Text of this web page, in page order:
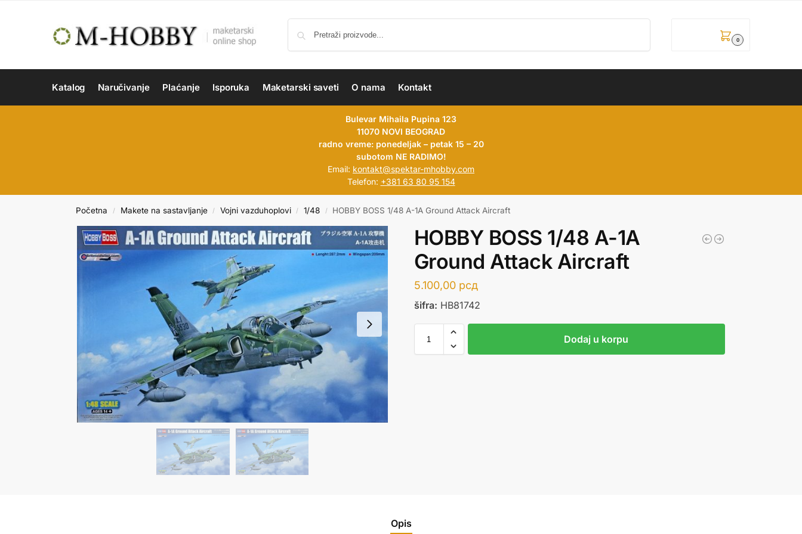
0
Katalog Naručivanje Plaćanje Isporuka Maketarski saveti O nama Kontakt
Bulevar Mihaila Pupina 123
11070 NOVI BEOGRAD
radno vreme: ponedeljak – petak 15 – 20
subotom NE RADIMO!
Email: kontakt@spektar-mhobby.com
Telefon: +381 63 80 95 154
Početna / Makete na sastavljanje / Vojni vazduhoplovi / 1/48 / HOBBY BOSS 1/48 A-1A Ground Attack Aircraft
HOBBY BOSS 1/48 A-1A
Ground Attack Aircraft
5.100,00 рсд
šifra: HB81742
Dodaj u korpu
Opis